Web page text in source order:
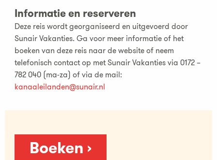
Informatie en reserveren
Deze reis wordt georganiseerd en uitgevoerd door
Sunair Vakanties. Ga voor meer informatie of het
boeken van deze reis naar de website of neem
telefonisch contact op met Sunair Vakanties via 0172 –
782 040 (ma-za) of via de mail:
kanaaleilanden@sunair.nl
Boeken ›